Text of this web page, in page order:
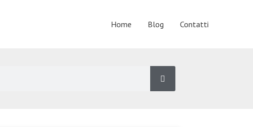
Home Blog Contatti